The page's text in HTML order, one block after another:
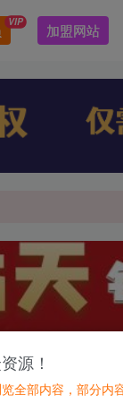
VIP 加盟网站
入，大回报！
入，大回报！
源！
全部内容，部分内